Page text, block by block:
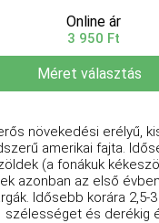
Online ár
3 950 Ft
Méret választás
növekedési erélyű,
amerikai fajta.
(a fonákuk
azonban az első
Idősebb korára 2,5-
szélességet és derékig